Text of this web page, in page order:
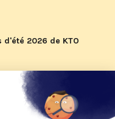
d'été 2026 de KTO
du pape Léon
sur KTO le